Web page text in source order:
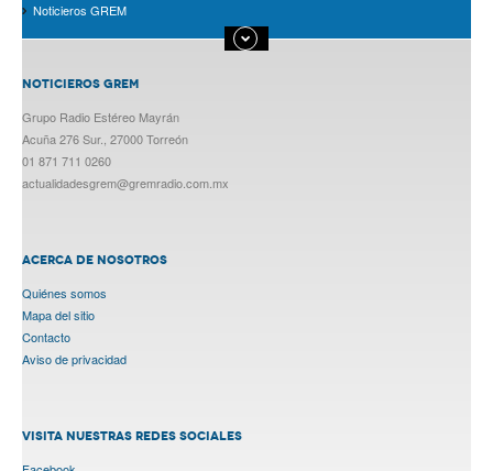
Noticieros GREM
NOTICIEROS GREM
Grupo Radio Estéreo Mayrán
Acuña 276 Sur., 27000 Torreón
01 871 711 0260
actualidadesgrem@gremradio.com.mx
ACERCA DE NOSOTROS
Quiénes somos
Mapa del sitio
Contacto
Aviso de privacidad
VISITA NUESTRAS REDES SOCIALES